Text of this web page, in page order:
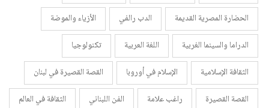
الحضارة المصرية القديمة
الدب رالفي
الأزياء والموضة
الدراما والسينما الغربية
اللغة العربية
تكنولوجيا
الثقافة الإسلامية
الإسلام في أوروبا
القصة القصيرة في لبنان
القصة القصيرة
راغب علامة الفن اللبناني
الثقافة في العالم